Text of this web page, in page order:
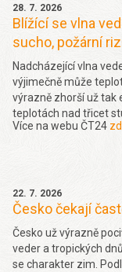
28. 7. 2026
Blížící se vlna
sucho, požární
Nadcházející vlna
výjimečně může
výrazně zhorší už tak
teplotách nad třicet
Více na webu ČT24
22. 7. 2026
Česko čekají
Česko už výrazně
veder a tropických
se charakter zim.